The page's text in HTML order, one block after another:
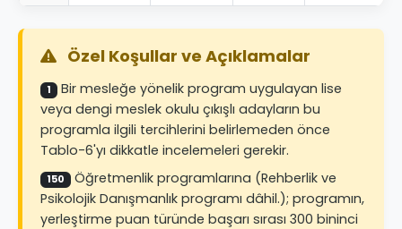
Özel Koşullar ve Açıklamalar
1
Bir mesleğe yönelik program uygulayan lise
veya dengi meslek okulu çıkışlı adayların bu
programla ilgili tercihlerini belirlemeden önce
Tablo-6'yı dikkatle incelemeleri gerekir.
150
Öğretmenlik programlarına (Rehberlik ve
Psikolojik Danışmanlık programı dâhil.); programın,
yerleştirme puan türünde başarı sırası 300 bininci